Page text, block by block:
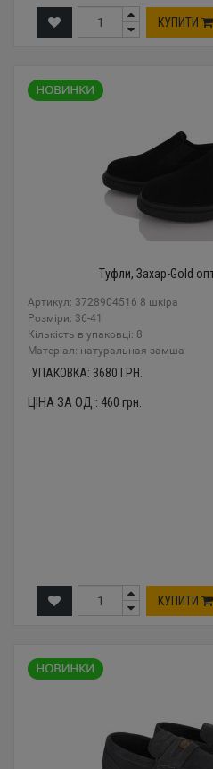
КУПИТИ
Туфли, Захар-Gold
Артикул: 3728904516 8 шкіра
Розміри: 36-41
Кількість в упаковці: 8
Mатеріал: натуральная замша
УПАКОВКА: 3680 ГРН.
ЦІНА ЗА ОД.: 460 грн.
КУПИТИ